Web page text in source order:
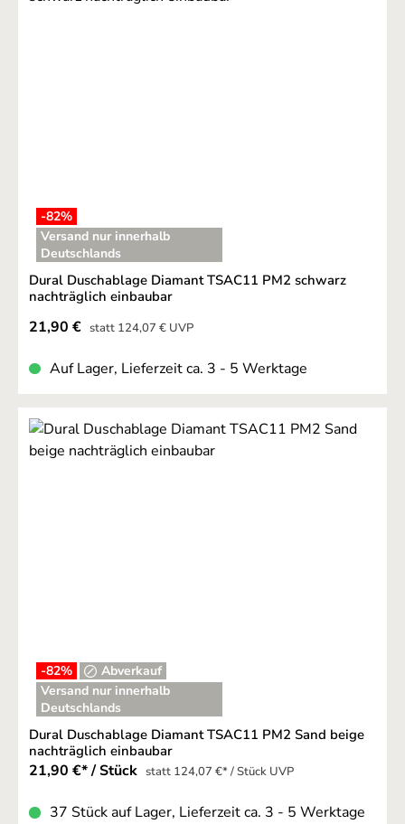
-82%
Versand nur innerhalb
Deutschlands
Dural Duschablage Diamant TSAC11 PM2 schwarz
nachträglich einbaubar
Verkaufspreis:
21,90 € statt Regulärer Preis:
124,07 € UVP
Auf Lager, Lieferzeit ca. 3 - 5 Werktage
-82%
Abverkauf
Versand nur innerhalb
Deutschlands
Dural Duschablage Diamant TSAC11 PM2 Sand beige
nachträglich einbaubar
21,90 €* / Stück statt 124,07 €* / Stück UVP
37 Stück auf Lager, Lieferzeit ca. 3 - 5 Werktage